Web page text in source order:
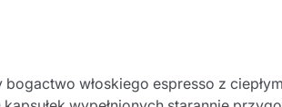
włoskiego espresso z